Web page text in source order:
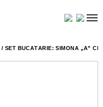
/ SET BUCĂTĂRIE: SIMONA „A”